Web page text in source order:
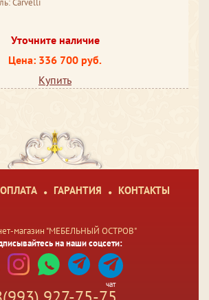
Уточните наличие
Цена: 336 700 руб.
Купить
ОПЛАТА ГАРАНТИЯ КОНТАКТЫ
магазин "МЕБЕЛЬНЫЙ ОСТРОВ"
на наши соцсети:
чат